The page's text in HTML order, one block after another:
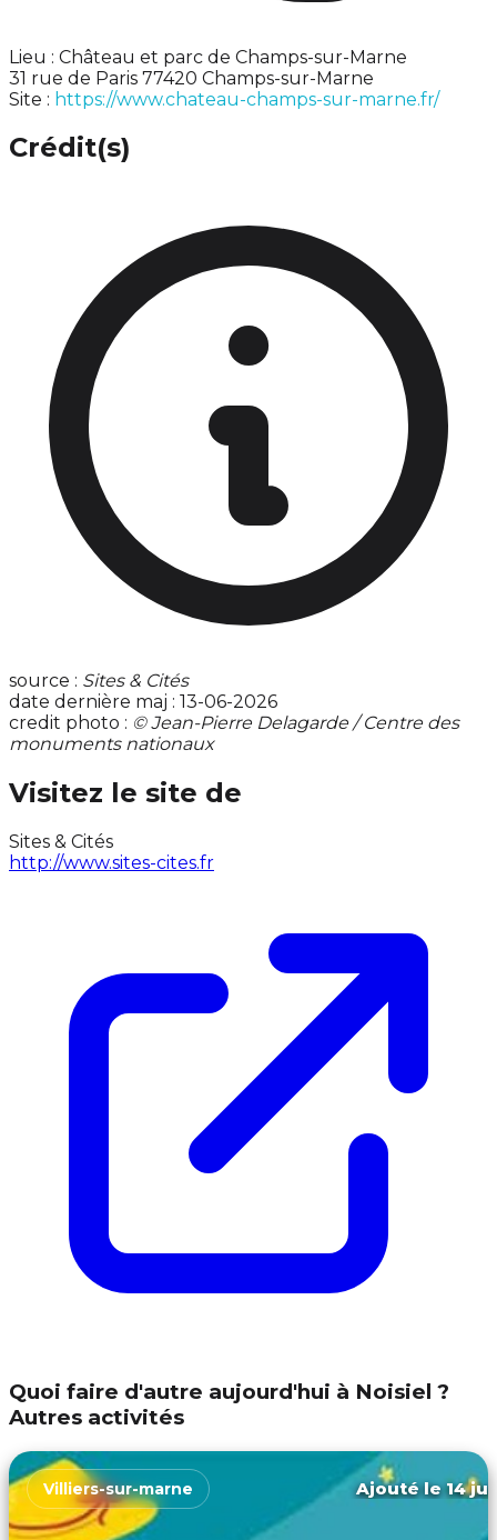
Lieu : Château et parc de Champs-sur-Marne
31 rue de Paris 77420 Champs-sur-Marne
Site : https://www.chateau-champs-sur-marne.fr/
Crédit(s)
source : Sites & Cités
date dernière maj : 13-06-2026
credit photo : © Jean-Pierre Delagarde / Centre des
monuments nationaux
Visitez le site de
Sites & Cités
http://www.sites-cites.fr
Quoi faire d'autre aujourd'hui à Noisiel ?
Autres activités
Villiers-sur-marne Ajouté le 14